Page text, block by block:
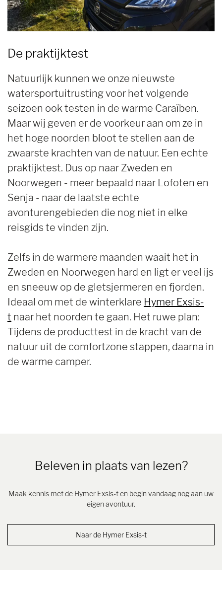
De praktijktest
Natuurlijk kunnen we onze nieuwste
watersportuitrusting voor het volgende
seizoen ook testen in de warme Caraïben.
Maar wij geven er de voorkeur aan om ze in
het hoge noorden bloot te stellen aan de
zwaarste krachten van de natuur. Een echte
praktijktest. Dus op naar Zweden en
Noorwegen - meer bepaald naar Lofoten en
Senja - naar de laatste echte
avonturengebieden die nog niet in elke
reisgids te vinden zijn.
Zelfs in de warmere maanden waait het in
Zweden en Noorwegen hard en ligt er veel ijs
en sneeuw op de gletsjermeren en fjorden.
Ideaal om met de winterklare Hymer Exsis-
t naar het noorden te gaan. Het ruwe plan:
Tijdens de producttest in de kracht van de
natuur uit de comfortzone stappen, daarna in
de warme camper.
Beleven in plaats van lezen?
Maak kennis met de Hymer Exsis-t en begin vandaag nog aan uw
eigen avontuur.
Naar de Hymer Exsis-t